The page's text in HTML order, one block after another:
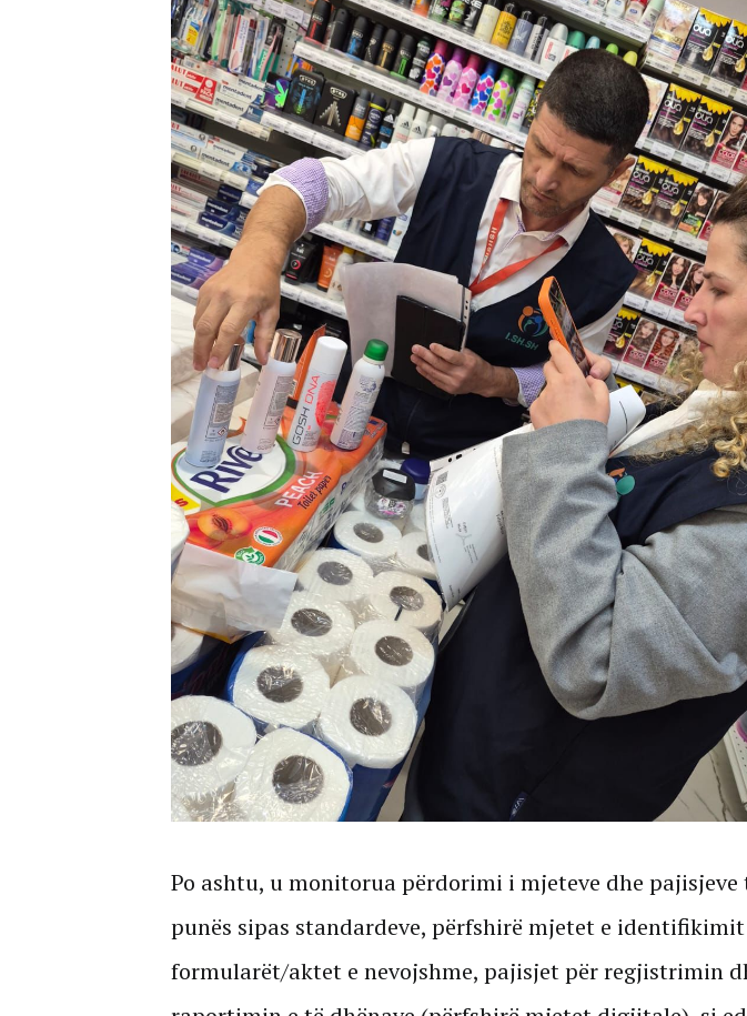
Po ashtu, u monitorua përdorimi i mjeteve dhe pajisjeve
punës sipas standardeve, përfshirë mjetet e
formularët/aktet e nevojshme, pajisjet për regjistrimin